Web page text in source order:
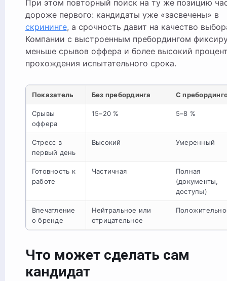
При этом повторный поиск на ту же позицию
дороже первого: кандидаты уже «засвечены» в
скрининге, а срочность давит на качество
Компании с выстроенным пребордингом
меньше срывов оффера и более высокий
прохождения испытательного срока.
Показатель Без пребординга С
Срывы
оффера
15–20 % 5–8 %
Стресс в
первый день
Высокий Умеренный
Готовность к
работе
Частичная
Полная
(документы,
доступы)
Впечатление
о бренде
Нейтральное или
отрицательное
Что может сделать сам
кандидат